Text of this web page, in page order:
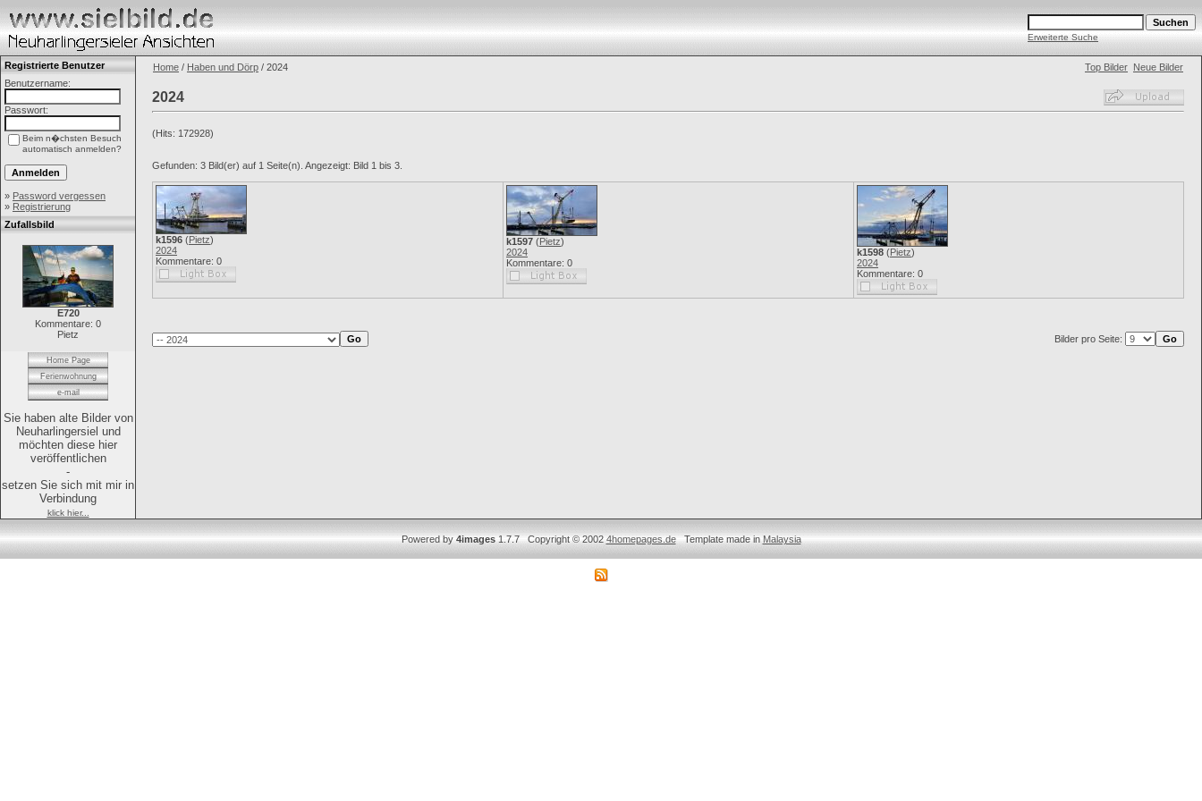
Erweiterte Suche
Registrierte Benutzer
Benutzername:
Passwort:
Beim n�chsten Besuch
automatisch anmelden?
» Password vergessen
» Registrierung
Zufallsbild
E720
Kommentare: 0
Pietz
Home Page
Ferienwohnung
e-mail
Sie haben alte Bilder von
Neuharlingersiel und
möchten diese hier
veröffentlichen
-
setzen Sie sich mit mir in
Verbindung
klick hier...
Home / Haben und Dörp / 2024 Top Bilder Neue Bilder
2024
(Hits: 172928)
Gefunden: 3 Bild(er) auf 1 Seite(n). Angezeigt: Bild 1 bis 3.
k1596 (Pietz)
2024
Kommentare: 0
k1597 (Pietz)
2024
Kommentare: 0
k1598 (Pietz)
2024
Kommentare: 0
Bilder pro Seite:
Powered by4images1.7.7 Copyright © 20024homepages.deTemplate made inMalaysia